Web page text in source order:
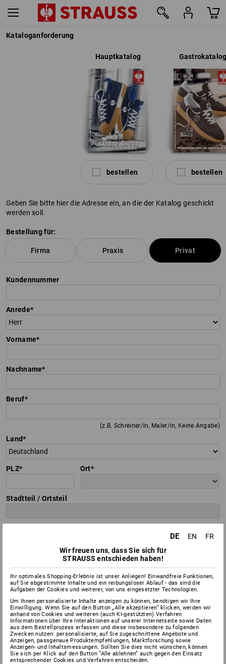
Kataloganforderung
Hauptkatalog
bestellen bestellen
Geben Sie bitte hier die Adresse ein, an die der Katalog geschickt
werden soll.
Bestellung für:
Firma Praxis Privat
Kundennummer
Anrede
Vorname
Nachname
Beruf
(z.B. Schreiner/in, Maler/in, Keine Angabe)
Land
PLZ Ort
Stadtteil / Ortsteil
Fax
Mobil
E-Mail Adresse
DE EN
FR
Wir freuen uns, dass Sie sich für
STRAUSS entschieden haben!
Ihr optimales Shopping-Erlebnis ist unser Anliegen! Einwandfreie Funktionen,
auf Sie abgestimmte Inhalte und ein reibungsloser Ablauf - das sind die
Aufgaben der Cookies und weiterer, von uns eingesetzter Technologien.
Um Ihnen personalisierte Inhalte anzeigen zu können, benötigen wir Ihre
Einwilligung. Wenn Sie auf den Button „Alle akzeptieren“ klicken, werden wir
anhand von Cookies und weiteren (auch KI-gestützten) Verfahren
Informationen über Ihre Interaktionen auf unserer Internetseite sowie Daten
aus dem Bestellprozess erfassen und diese insbesondere zu folgenden
Zwecken nutzen: personalisierte, auf Sie zugeschnittene Angebote und
Anzeigen, passgenaue Produktempfehlungen, Marktforschung sowie
Anzeigen- und Inhaltsmessungen. Sollten Sie dies nicht wünschen, können
Sie sich per Klick auf den Button “Alle ablehnen” auch gegen den Einsatz
entsprechender Cookies und Verfahren entscheiden.